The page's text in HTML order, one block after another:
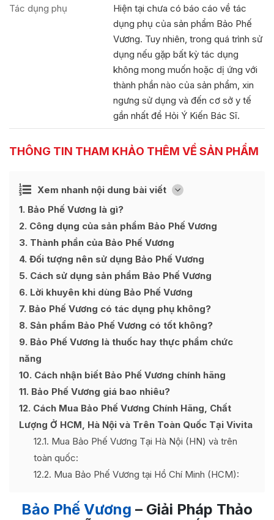
Tác dụng phụ
Hiện tại chưa có báo cáo về tác
dụng phụ của sản phẩm Bảo Phế
Vương. Tuy nhiên, trong quá trình sử
dụng nếu gặp bất kỳ tác dụng
không mong muốn hoặc dị ứng với
thành phần nào của sản phẩm, xin
ngưng sử dụng và đến cơ sở y tế
gần nhất để Hỏi Ý Kiến Bác Sĩ.
THÔNG TIN THAM KHẢO THÊM VỀ SẢN PHẨM
Xem nhanh nội dung bài viết [
Ẩn
1 Bảo Phế Vương là gì?
2 Công dụng của sản phẩm Bảo Phế Vương
3 Thành phần của Bảo Phế Vương
4 Đối tượng nên sử dụng Bảo Phế Vương
5 Cách sử dụng sản phẩm Bảo Phế Vương
6 Lời khuyên khi dùng Bảo Phế Vương
7 Bảo Phế Vương có tác dụng phụ không?
8 Sản phẩm Bảo Phế Vương có tốt không?
9 Bảo Phế Vương là thuốc hay thực phẩm chức
năng
10 Cách nhận biết Bảo Phế Vương chính hãng
11 Bảo Phế Vương giá bao nhiêu?
12 Cách Mua Bảo Phế Vương Chính Hãng, Chất
Lượng Ở HCM, Hà Nội và Trên Toàn Quốc Tại Vivita
12.1 Mua Bảo Phế Vương Tại Hà Nội (HN) và trên
toàn quốc:
12.2 Mua Bảo Phế Vương tại Hồ Chí Minh (HCM):
Bảo Phế Vương – Giải Pháp Thảo